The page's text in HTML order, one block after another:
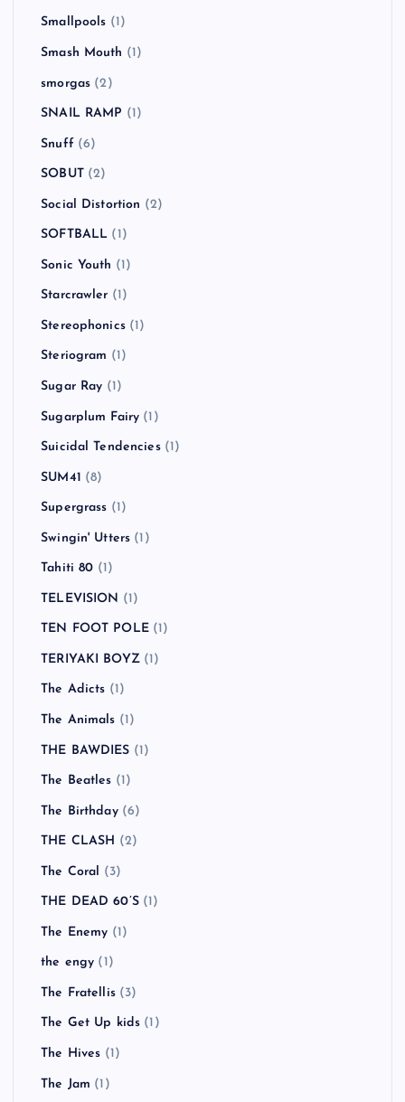
Smallpools (1)
Smash Mouth (1)
smorgas (2)
SNAIL RAMP (1)
Snuff (6)
SOBUT(2)
Social Distortion (2)
SOFTBALL (1)
Sonic Youth (1)
Starcrawler (1)
Stereophonics(1)
Steriogram (1)
Sugar Ray (1)
Sugarplum Fairy (1)
Suicidal Tendencies(1)
SUM41 (8)
Supergrass (1)
Swingin' Utters (1)
Tahiti 80 (1)
TELEVISION (1)
TEN FOOT POLE(1)
TERIYAKI BOYZ(1)
The Adicts (1)
The Animals (1)
THE BAWDIES (1)
The Beatles (1)
The Birthday(6)
THE CLASH (2)
The Coral (3)
THE DEAD 60’S(1)
The Enemy (1)
the engy (1)
The Fratellis(3)
The Get Up kids (1)
The Hives (1)
The Jam (1)